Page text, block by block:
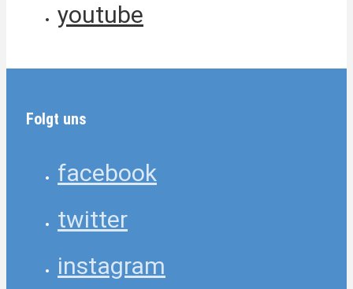
youtube
Folgt uns
facebook
twitter
instagram